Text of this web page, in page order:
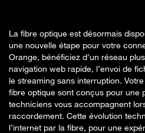
La fibre optique est désormais
une nouvelle étape pour votre
Orange, bénéficiez d’un réseau
navigation web rapide, l’envoi de
le streaming sans interruption.
fibre optique sont conçus pour une
techniciens vous accompagnent
raccordement. Cette évolution
l’internet par la fibre, pour une